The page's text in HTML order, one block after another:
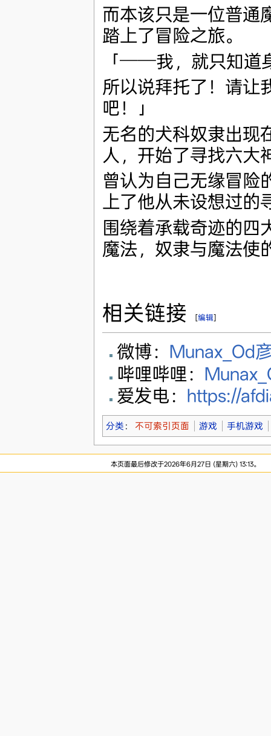
而本该只是一位普通
踏上了冒险之旅。
「──我，就只知道
所以说拜托了！请让
吧！」
无名的犬科奴隶出现
人，开始了寻找六大
曾认为自己无缘冒险
上了他从未设想过的
围绕着承载奇迹的四
魔法，奴隶与魔法使
相关链接 [编辑]
微博： Munax_Od
哔哩哔哩：
爱发电： https://
分类 ： 不可索引页面 游戏 手机游戏
本页面最后修改于2026年6月27日 (星期六) 13:13。